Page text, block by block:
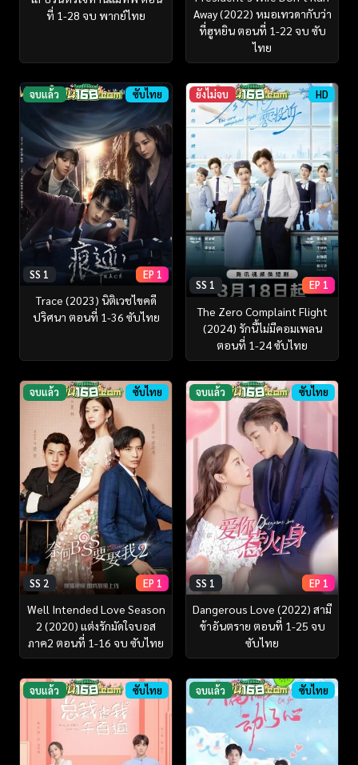
ที่ 1-28 จบ พากย์ไทย
Away (2022) หมอเทวดากับว่า
ที่ฮูหยิน ตอนที่ 1-22 จบ ซับ
ไทย
จบแล้ว ซับไทย
SS 1 EP 1
Trace (2023) นิติเวชไขคดี
ปริศนา ตอนที่ 1-36 ซับไทย
ยังไม่จบ HD
SS 1 EP 1
The Zero Complaint Flight
(2024) รักนี้ไม่มีคอมเพลน
ตอนที่ 1-24 ซับไทย
จบแล้ว ซับไทย
SS 2 EP 1
Well Intended Love Season
2 (2020) แต่งรักมัดใจบอส
ภาค2 ตอนที่ 1-16 จบ ซับไทย
จบแล้ว ซับไทย
SS 1 EP 1
Dangerous Love (2022) สามี
ข้าอันตราย ตอนที่ 1-25 จบ
ซับไทย
จบแล้ว ซับไทย จบแล้ว ซับไทย